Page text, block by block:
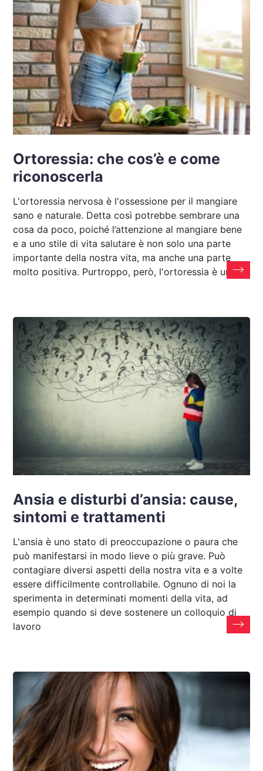
Ortoressia: che cos’è e come
riconoscerla
L'ortoressia nervosa è l'ossessione per il mangiare
sano e naturale. Detta così potrebbe sembrare una
cosa da poco, poiché l’attenzione al mangiare bene
e a uno stile di vita salutare è non solo una parte
importante della nostra vita, ma anche una parte
molto positiva. Purtroppo, però, l'ortoressia è un
Ansia e disturbi d’ansia: cause,
sintomi e trattamenti
L'ansia è uno stato di preoccupazione o paura che
può manifestarsi in modo lieve o più grave. Può
contagiare diversi aspetti della nostra vita e a volte
essere difficilmente controllabile. Ognuno di noi la
sperimenta in determinati momenti della vita, ad
esempio quando si deve sostenere un colloquio di
lavoro